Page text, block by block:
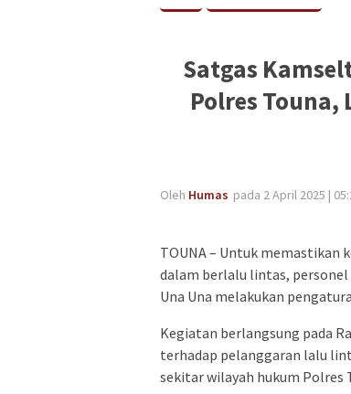
Satgas
Polres
Oleh Humas pada 2 April 2025 |
TOUNA – Untuk memastikan
dalam berlalu lintas,
Una Una melakukan
Kegiatan berlangsung pada
terhadap pelanggaran lalu
sekitar wilayah hukum Polres